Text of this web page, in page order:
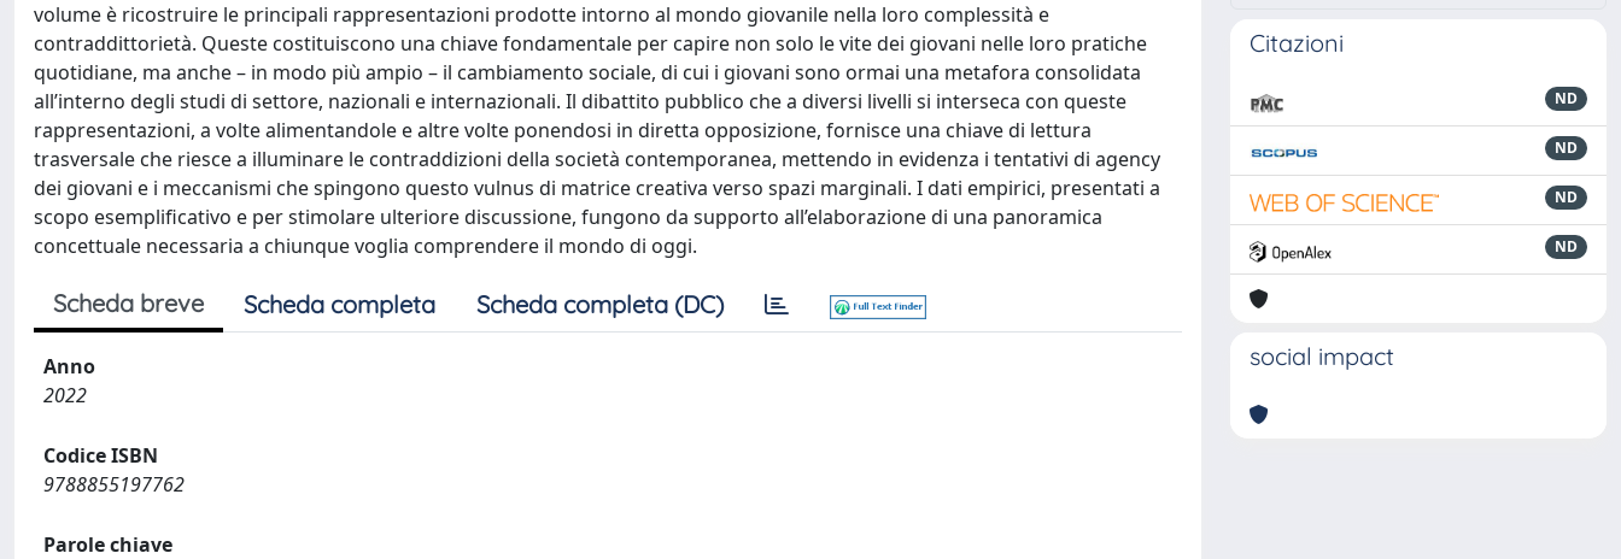
volume è ricostruire le principali rappresentazioni prodotte intorno al mondo giovanile nella loro complessità e
contraddittorietà. Queste costituiscono una chiave fondamentale per capire non solo le vite dei giovani nelle loro pratiche
quotidiane, ma anche – in modo più ampio – il cambiamento sociale, di cui i giovani sono ormai una metafora consolidata
all’interno degli studi di settore, nazionali e internazionali. Il dibattito pubblico che a diversi livelli si interseca con queste
rappresentazioni, a volte alimentandole e altre volte ponendosi in diretta opposizione, fornisce una chiave di lettura
trasversale che riesce a illuminare le contraddizioni della società contemporanea, mettendo in evidenza i tentativi di agency
dei giovani e i meccanismi che spingono questo vulnus di matrice creativa verso spazi marginali. I dati empirici, presentati a
scopo esemplificativo e per stimolare ulteriore discussione, fungono da supporto all’elaborazione di una panoramica
concettuale necessaria a chiunque voglia comprendere il mondo di oggi.
Scheda breve Scheda completa Scheda completa (DC)
Anno
2022
Codice ISBN
9788855197762
Parole chiave
Citazioni
ND
ND
ND
ND
social impact